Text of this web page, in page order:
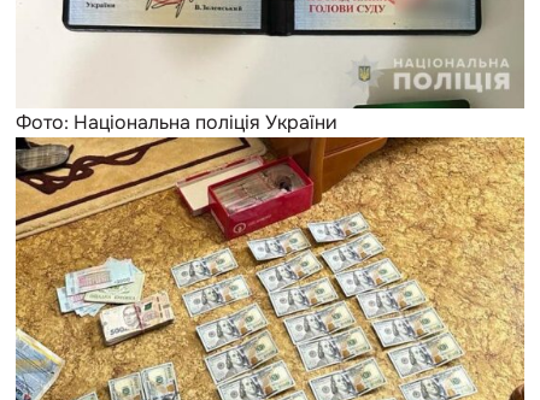
Фото: Національна поліція України